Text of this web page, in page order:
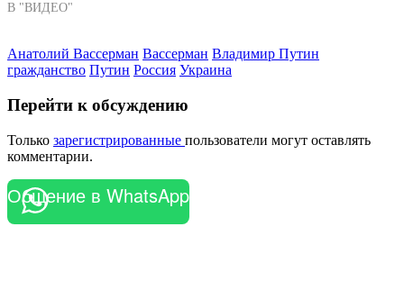
В "ВИДЕО"
Анатолий Вассерман Вассерман Владимир Путин
гражданство Путин Россия Украина
Перейти к обсуждению
Только зарегистрированные пользователи могут оставлять
комментарии.
Общение в WhatsApp